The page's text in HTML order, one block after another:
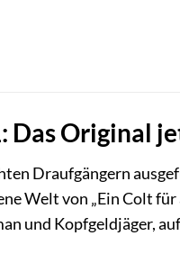
Das Original
Draufgängern
Welt von „Ein Colt
und Kopfgeldjäger,